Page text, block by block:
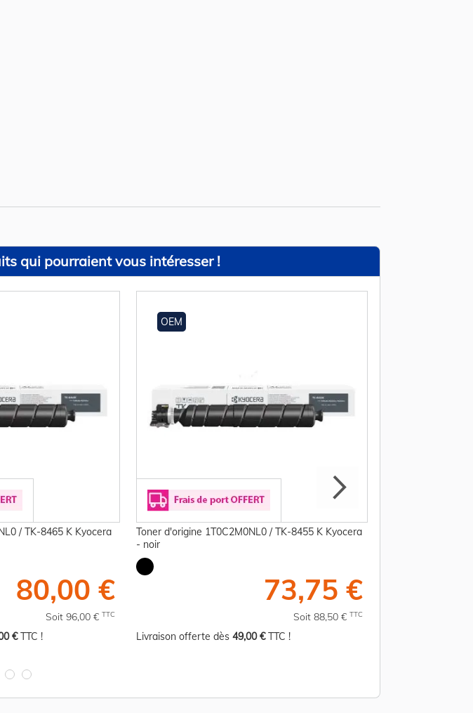
qui pourraient vous intéresser !
/ TK-8465 K Kyocera
80,00 €
Soit 96,00 € TTC
€TTC !
OEM
Toner d'origine 1T0C2M0NL0 / TK-8455 K Kyocera
- noir
73,75 €
Soit 88,50 € TTC
Livraison offerte dès 49,00 €TTC !